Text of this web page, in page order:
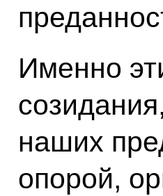
Именно
наших
опорой,